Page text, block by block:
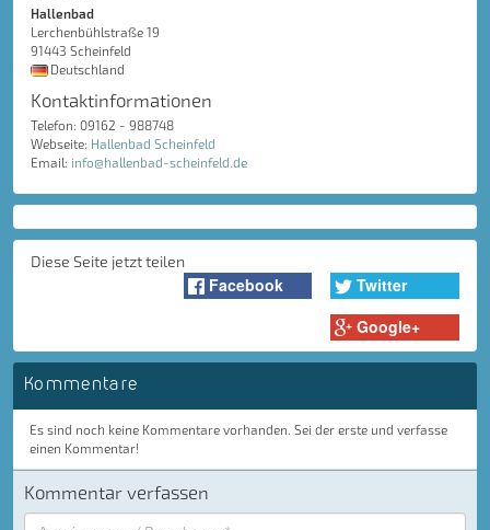
Hallenbad
Lerchenbühlstraße 19
91443 Scheinfeld
Deutschland
Kontaktinformationen
Telefon: 09162 - 988748
Webseite: Hallenbad Scheinfeld
Email: info@hallenbad-scheinfeld.de
Diese Seite jetzt teilen
Facebook
Twitter
Google+
Kommentare
Es sind noch keine Kommentare vorhanden. Sei der erste und verfasse
einen Kommentar!
Kommentar verfassen